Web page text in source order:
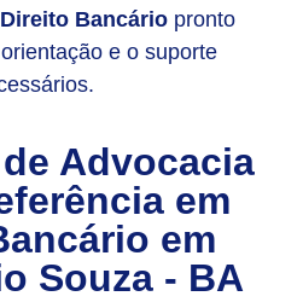
Bancáriopronto
e o suporte
Advocacia
em
em
Souza - BA